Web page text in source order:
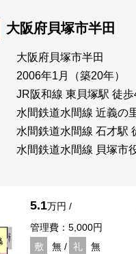
大阪府貝塚市半田
大阪府貝塚市半田
2006年1月（築20年）
JR阪和線 東貝塚駅 徒歩
水間鉄道水間線 近義の
水間鉄道水間線 石才駅
水間鉄道水間線 貝塚市
5.1万円
管理費：5,000円
敷
無 礼
無